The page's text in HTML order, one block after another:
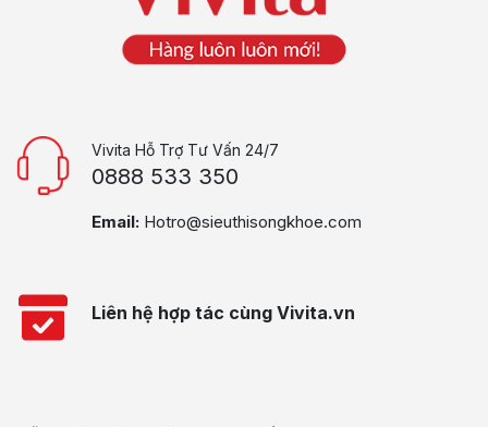
Vivita Hỗ Trợ Tư Vấn 24/7
0888 533 350
Email: Hotro@sieuthisongkhoe.com
Liên hệ hợp tác cùng Vivita.vn